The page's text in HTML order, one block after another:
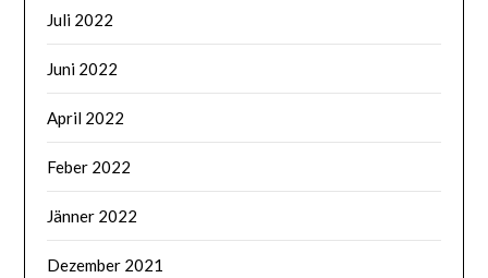
Juli 2022
Juni 2022
April 2022
Feber 2022
Jänner 2022
Dezember 2021